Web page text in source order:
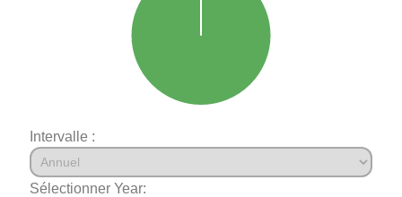
Intervalle :
Sélectionner Year: